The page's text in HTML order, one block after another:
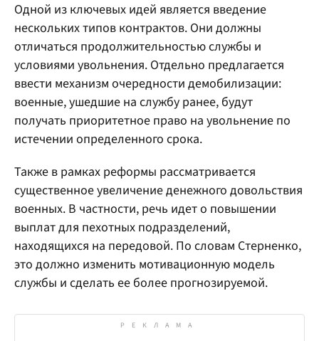
Одной из ключевых идей является введение
нескольких типов контрактов. Они должны
отличаться продолжительностью службы и
условиями увольнения. Отдельно предлагается
ввести механизм очередности демобилизации:
военные, ушедшие на службу ранее, будут
получать приоритетное право на увольнение по
истечении определенного срока.
Также в рамках реформы рассматривается
существенное увеличение денежного довольствия
военных. В частности, речь идет о повышении
выплат для пехотных подразделений,
находящихся на передовой. По словам Стерненко,
это должно изменить мотивационную модель
службы и сделать ее более прогнозируемой.